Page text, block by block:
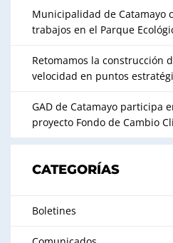
Municipalidad de Catamayo
trabajos en el Parque
Retomamos la construcción
velocidad en puntos
GAD de Catamayo participa
proyecto Fondo de Cambio
CATEGORÍAS
Boletines